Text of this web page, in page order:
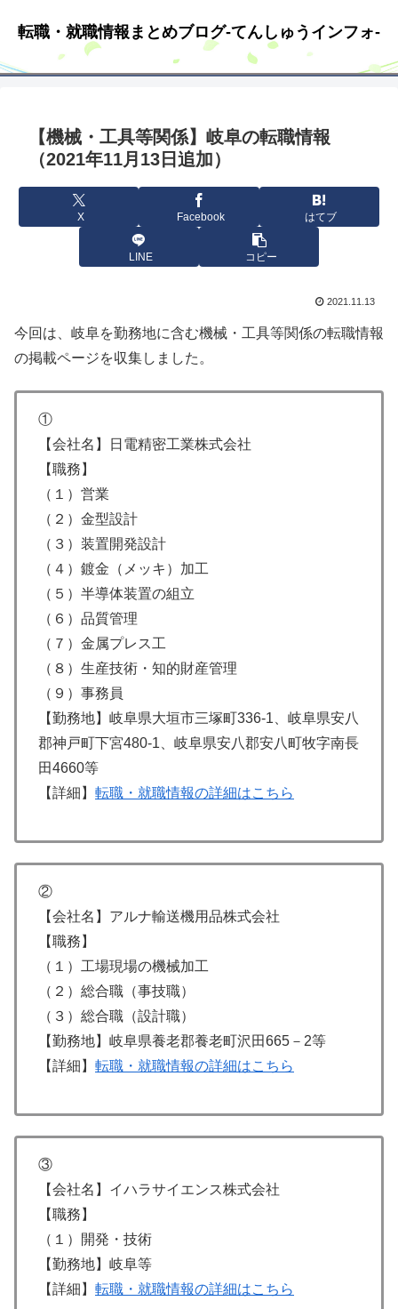
転職・就職情報まとめブログ-てんしゅうインフォ-
【機械・工具等関係】岐阜の転職情報
（2021年11月13日追加）
X Facebook はてブ
LINE コピー
2021.11.13
今回は、岐阜を勤務地に含む機械・工具等関係の転職情報
の掲載ページを収集しました。
①
【会社名】日電精密工業株式会社
【職務】
（１）営業
（２）金型設計
（３）装置開発設計
（４）鍍金（メッキ）加工
（５）半導体装置の組立
（６）品質管理
（７）金属プレス工
（８）生産技術・知的財産管理
（９）事務員
【勤務地】岐阜県大垣市三塚町336-1、岐阜県安八
郡神戸町下宮480-1、岐阜県安八郡安八町牧字南長
田4660等
【詳細】 転職・就職情報の詳細はこちら
②
【会社名】アルナ輸送機用品株式会社
【職務】
（１）工場現場の機械加工
（２）総合職（事技職）
（３）総合職（設計職）
【勤務地】岐阜県養老郡養老町沢田665－2等
【詳細】 転職・就職情報の詳細はこちら
③
【会社名】イハラサイエンス株式会社
【職務】
（１）開発・技術
【勤務地】岐阜等
【詳細】 転職・就職情報の詳細はこちら